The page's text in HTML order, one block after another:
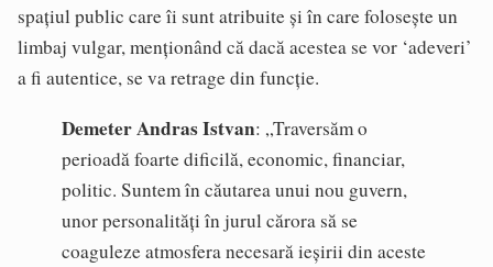
spațiul public care îi sunt atribuite și în care folosește un
limbaj vulgar, menționând că dacă acestea se vor ‘adeveri’
a fi autentice, se va retrage din funcție.
Demeter Andras Istvan: „Traversăm o
perioadă foarte dificilă, economic, financiar,
politic. Suntem în căutarea unui nou guvern,
unor personalități în jurul cărora să se
coaguleze atmosfera necesară ieșirii din aceste